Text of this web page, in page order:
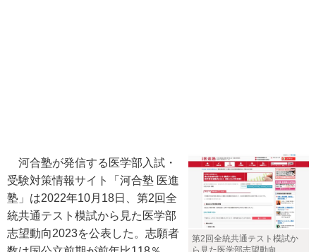
第2回全統共通テスト模試か
河合塾が発信する医学部入試・
受験対策情報サイト「河合塾 医進
塾」は2022年10月18日、第2回全
統共通テスト模試から見た医学部
志望動向2023を公表した。志願者